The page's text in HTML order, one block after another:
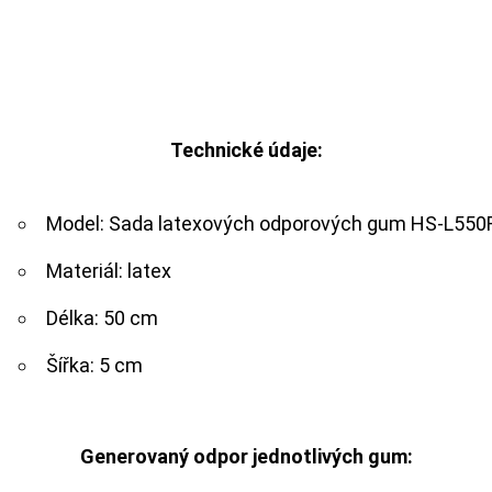
Technické údaje:
Model: Sada latexových odporových gum HS-
Materiál: latex
Délka: 50 cm
Šířka: 5 cm
Generovaný odpor jednotlivých gum: